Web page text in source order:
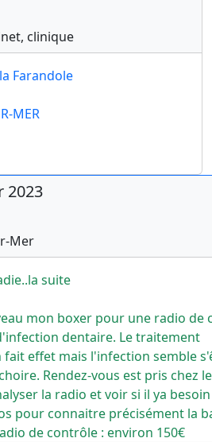
clinique
Farandole
MER
2023
Mer
suite
mon boxer pour une radio de
dentaire. Le traitement
effet mais l'infection semble
pris chez le
la radio et voir si il ya
pour connaitre précisément la
de contrôle : environ 150€